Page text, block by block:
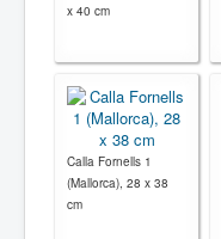
x 40 cm
Calla Fornells 1
(Mallorca), 28 x 38
cm